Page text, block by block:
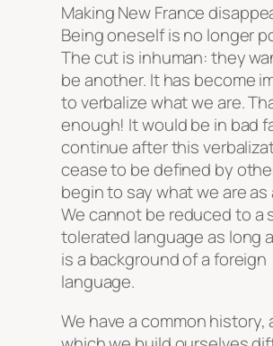
Making New France
Being oneself is no longer
The cut is inhuman: they
be another. It has become
to verbalize what we are.
enough! It would be in bad
continue after this
cease to be defined by
begin to say what we are as
We cannot be reduced to a
tolerated language as long
is a background of a foreign
language.
We have a common history,